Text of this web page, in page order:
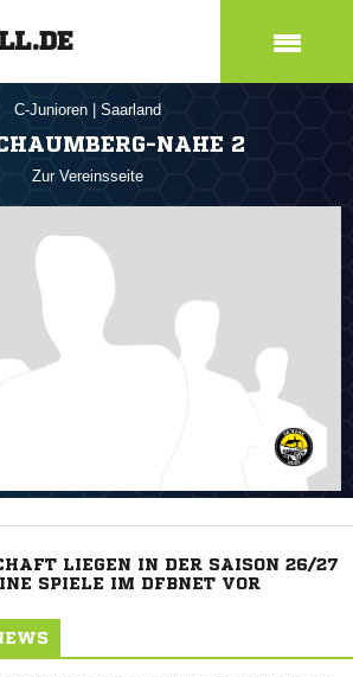
C-Junioren Saarland
NAHE 2
Zur Vereinsseite
LIEGEN IN DER SAISON 26/27
SPIELE IM DFBNET VOR